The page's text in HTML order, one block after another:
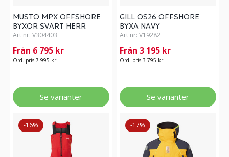
MUSTO MPX OFFSHORE
BYXOR SVART HERR
Art nr: V304403
Från 6 795 kr
Ord. pris 7 995 kr
Se varianter
GILL OS26 OFFSHORE
BYXA NAVY
Art nr: V19282
Från 3 195 kr
Ord. pris 3 795 kr
Se varianter
-16% -17%